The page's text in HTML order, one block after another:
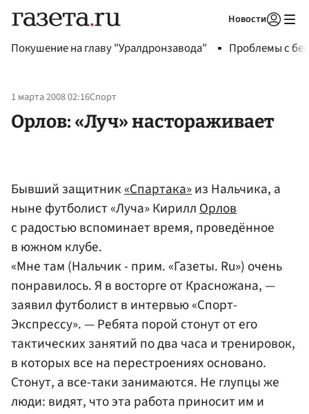
Новости
Покушение на главу "Уралдронзавода" Проблемы с
1 марта 2008 02:16Спорт
Орлов: «Луч» настораживает
Бывший защитник«Спартака»из Нальчика, а
ныне футболист «Луча» КириллОрлов
с радостью вспоминает время, проведённое
в южном клубе.
«Мне там (Нальчик - прим. «Газеты. Ru») очень
понравилось. Я в восторге от Красножана, —
заявил футболист в интервью «Спорт-
Экспрессу». — Ребята порой стонут от его
тактических занятий по два часа и тренировок,
в которых все на перестроениях основано.
Стонут, а все-таки занимаются. Не глупцы же
люди: видят, что эта работа приносит им и